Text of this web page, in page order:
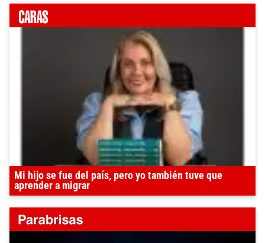
Mi hijo se fue del país, pero yo también tuve que
aprender a migrar